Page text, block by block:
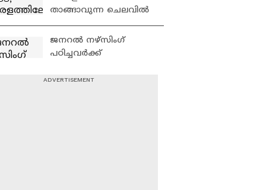
താങ്ങാവുന്ന ചെലവിൽ
ജനറൽ നഴ്സിംഗ്
പഠിച്ചവർക്ക്
നഴ്സ് ആകാം